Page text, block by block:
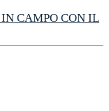
CAMPO CON IL